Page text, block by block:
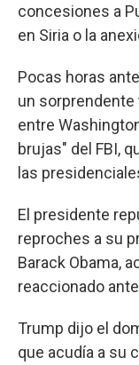
concesiones a
en Siria o la
Pocas horas
un
entre
brujas" del FBI,
las
El presidente
reproches a su
Barack Obama,
reaccionado
Trump dijo el
que acudía a su